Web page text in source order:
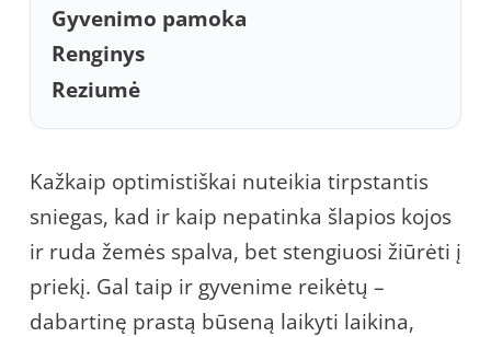
Gyvenimo pamoka
Renginys
Reziumė
Kažkaip optimistiškai nuteikia tirpstantis
sniegas, kad ir kaip nepatinka šlapios kojos
ir ruda žemės spalva, bet stengiuosi žiūrėti į
priekį. Gal taip ir gyvenime reikėtų –
dabartinę prastą būseną laikyti laikina,